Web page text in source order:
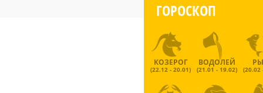
ГОРОСКОП
КОЗЕРОГ
(22.12 - 20.01)
ВОДОЛЕЙ
(21.01 - 19.02) (20.02